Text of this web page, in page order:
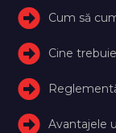
Cum să
Cine
Avantajele